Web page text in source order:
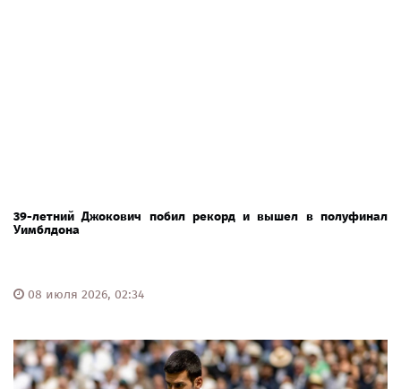
39-летний Джокович побил рекорд и вышел в полуфинал
Уимблдона
08 июля 2026, 02:34